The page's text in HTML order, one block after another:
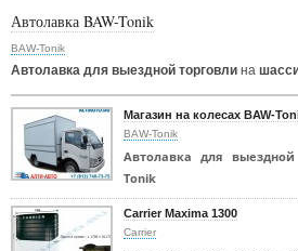
Автолавка BAW-Tonik
BAW-Tonik
Автолавка для выездной торговли на
Магазин на колесах BAW-
BAW-Tonik
Автолавка для выездной
Tonik
Carrier Maxima 1300
Carrier